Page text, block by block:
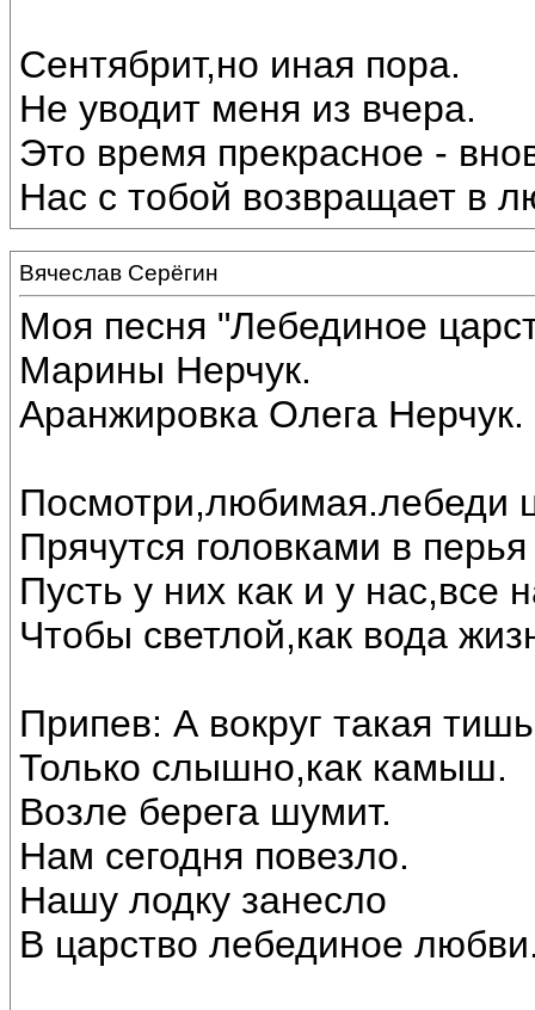
Сентябрит,но иная пора.
Не уводит меня из вчера.
Это время прекрасное -
Нас с тобой возвращает в
Вячеслав Серёгин
Моя песня "Лебединое
Марины Нерчук.
Аранжировка Олега
Посмотри,любимая.лебеди
Прячутся головками в
Пусть у них как и у нас,все
Чтобы светлой,как вода
Припев: А вокруг такая
Только слышно,как камыш.
Возле берега шумит.
Нам сегодня повезло.
Нашу лодку занесло
В царство лебединое